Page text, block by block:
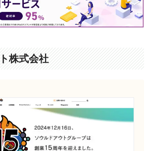
サイト制作
ンフルエンサーマーケティング支援マーケティ
DX事業
B：大阪本社：06-6578-5558、東京本社：0
B：
https://www.plan-b.co.jp/
Bマーケティングパートナーズ：https://www.
ページ
株式会社